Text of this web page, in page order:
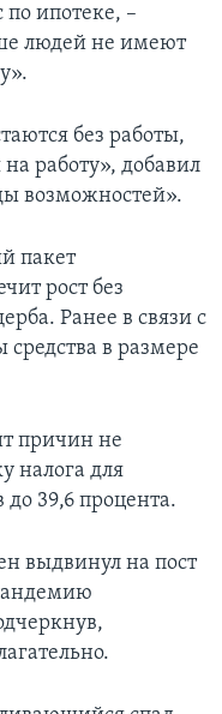
ипотеке, –
людей не имеют
без работы,
работу», добавил
возможностей».
пакет
рост без
Ранее в связи с
в размере
причин не
налога для
39,6 процента.
выдвинул на пост